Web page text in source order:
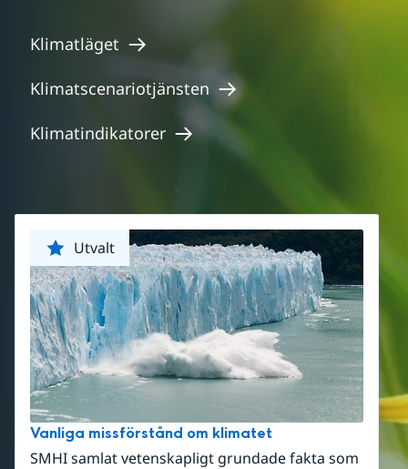
Klimatläget
Klimatscenariotjänsten
Klimatindikatorer
Utvalt
Vanliga missförstånd om klimatet
SMHI samlat vetenskapligt grundade fakta som